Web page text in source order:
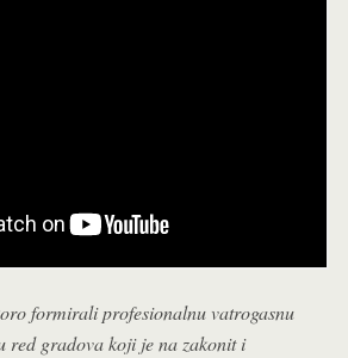
formirali profesionalnu vatrogasnu
red gradova koji je na zakonit i